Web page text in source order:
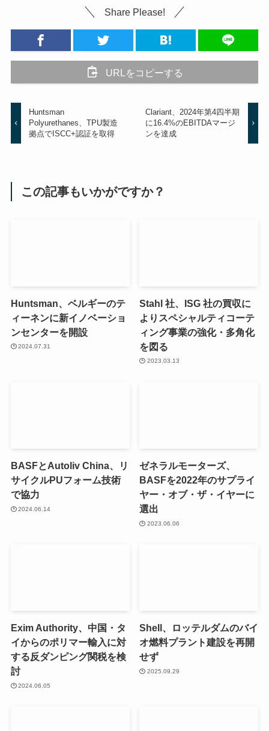
Share Please!
URLをコピーする
Huntsman
Polyurethanes、TPU製造
拠点でISCC+認証を取得
Clariant、2024年第4四半期
に16.4%のEBITDAマージ
ンを達成
この記事もいかがですか？
Huntsman、ベルギーのテ
ィーネンに新イノベーショ
ンセンターを開設
2024.07.31
Stahl 社、ISG 社の買収に
よりスペシャルティコーテ
ィング事業の強化・多角化
を図る
2023.03.13
BASFとAutoliv China、リ
サイクルPUフォーム技術
で協力
2024.06.14
ゼネラルモーターズ、
BASFを2022年のサプライ
ヤー・オブ・ザ・イヤーに
選出
2023.06.06
Exim Authority、中国・タ
イからのポリマー輸入に対
する反ダンピング関税を検
討
2024.06.05
Shell、ロッテルダムのバイ
オ燃料プラント建設を再開
せず
2025.09.29